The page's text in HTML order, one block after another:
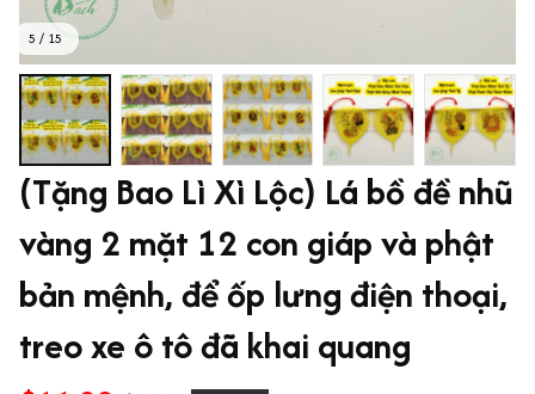
5 / 15
(Tặng Bao Lì Xì Lộc) Lá bồ đề nhũ
vàng 2 mặt 12 con giáp và phật
bản mệnh, để ốp lưng điện thoại,
treo xe ô tô đã khai quang